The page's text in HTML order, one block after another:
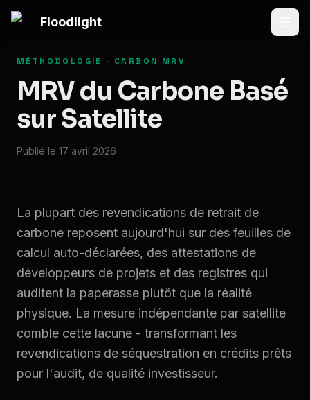
Passer au contenu principal
Floodlight
MÉTHODOLOGIE · CARBON MRV
MRV du Carbone Basé
sur Satellite
Publié le 17 avril 2026
La plupart des revendications de retrait de
carbone reposent aujourd'hui sur des feuilles de
calcul auto-déclarées, des attestations de
développeurs de projets et des registres qui
auditent la paperasse plutôt que la réalité
physique. La mesure indépendante par satellite
comble cette lacune - transformant les
revendications de séquestration en crédits prêts
pour l'audit, de qualité investisseur.